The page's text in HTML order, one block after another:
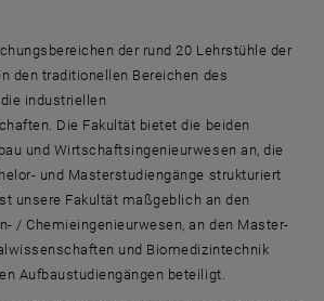
der rund 20 Lehrstühle der
den traditionellen Bereichen des
industriellen
Die Fakultät bietet die beiden
und Wirtschaftsingenieurwesen an, die
und Masterstudiengänge strukturiert
unsere Fakultät maßgeblich an den
/ Chemieingenieurwesen, an den Master-
und Biomedizintechnik
Aufbaustudiengängen beteiligt.